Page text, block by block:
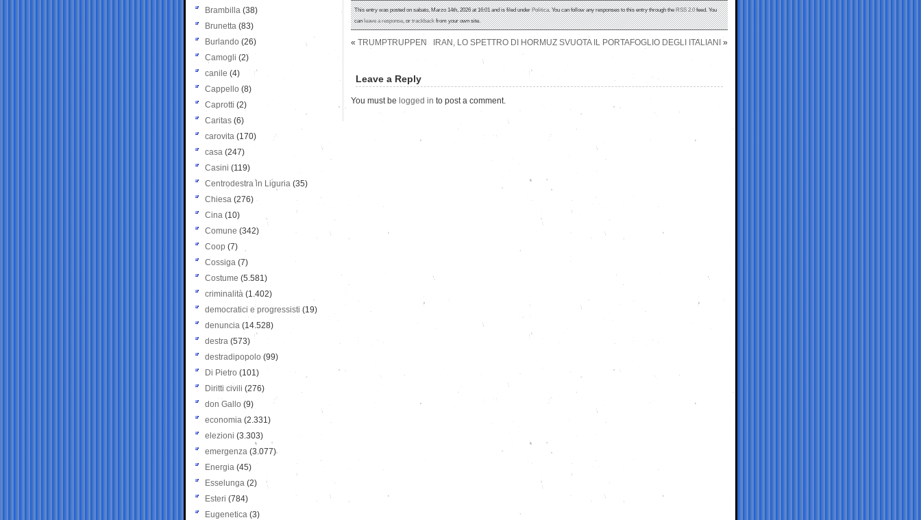
This entry was posted on sabato, Marzo 14th, 2026 at 16:01 and is filed underPolitica. You can follow any responses to this entry through theRSS 2.0feed. You
canleave a response, ortrackbackfrom your own site.
« TRUMPTRUPPEN IRAN, LO SPETTRO DI HORMUZ SVUOTA IL PORTAFOGLIO DEGLI ITALIANI »
Leave a Reply
You must be logged in to post a comment.
Brambilla (38)
Brunetta (83)
Burlando (26)
Camogli (2)
canile (4)
Cappello (8)
Caprotti (2)
Caritas (6)
carovita (170)
casa (247)
Casini (119)
Centrodestra in Liguria (35)
Chiesa (276)
Cina (10)
Comune (342)
Coop (7)
Cossiga (7)
Costume (5.581)
criminalità (1.402)
democratici e progressisti (19)
denuncia (14.528)
destra (573)
destradipopolo (99)
Di Pietro (101)
Diritti civili (276)
don Gallo (9)
economia (2.331)
elezioni (3.303)
emergenza (3.077)
Energia (45)
Esselunga (2)
Esteri (784)
Eugenetica (3)